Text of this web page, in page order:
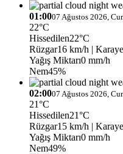
01:0007 Ağustos 2026,
22°C
Hissedilen22°C
Rüzgar16 km/h |
Yağış Miktarı0 mm/h
Nem45%
02:0007 Ağustos 2026,
21°C
Hissedilen21°C
Rüzgar15 km/h |
Yağış Miktarı0 mm/h
Nem49%